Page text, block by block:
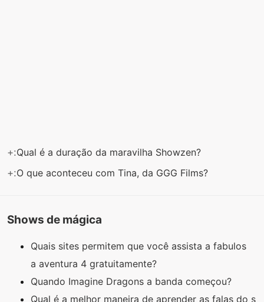
+:Qual é a duração da maravilha Showzen?
+:O que aconteceu com Tina, da GGG Films?
Shows de mágica
Quais sites permitem que você assista a fabulos
a aventura 4 gratuitamente?
Quando Imagine Dragons a banda começou?
Qual é a melhor maneira de aprender as falas do s